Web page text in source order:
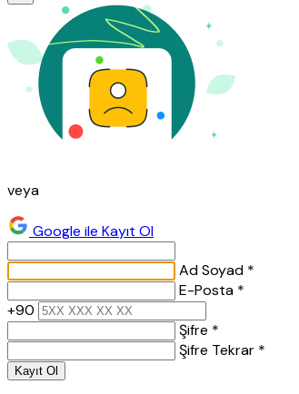
veya
Google ile Kayıt Ol
Ad Soyad *
E-Posta *
+90
Şifre *
Şifre Tekrar *
Kayıt Ol